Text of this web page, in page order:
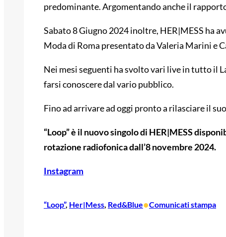
predominante. Argomentando anche il
Sabato 8 Giugno 2024 inoltre, HER|MESS ha
Moda di Roma presentato da Valeria Marini e
Nei mesi seguenti ha svolto vari live in tutto il
farsi conoscere dal vario pubblico.
Fino ad arrivare ad oggi pronto a rilasciare il
“Loop” è il nuovo singolo di HER|MESS
rotazione radiofonica dall’8 novembre 2024.
Instagram
“Loop”, Her|Mess, Red&Blue•Comunicati stampa